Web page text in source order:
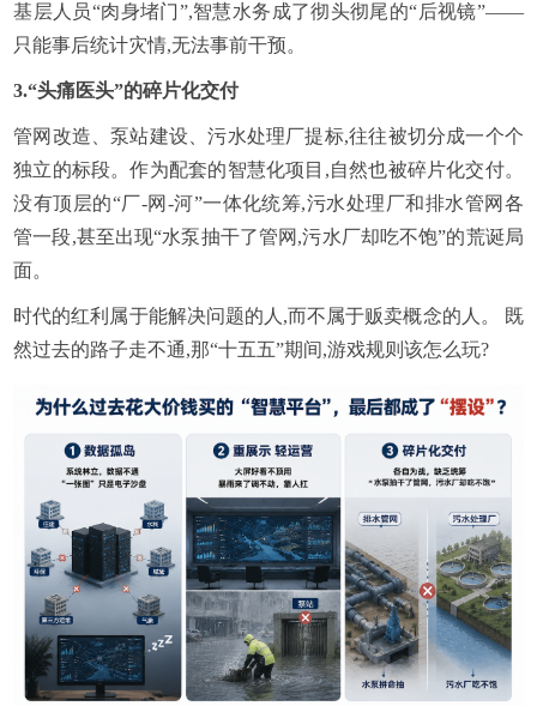
基层人员“肉身堵门”,智慧水务成了彻头彻尾的“后视镜”——
只能事后统计灾情,无法事前干预。
3.“头痛医头”的碎片化交付
管网改造、泵站建设、污水处理厂提标,往往被切分成一个个
独立的标段。作为配套的智慧化项目,自然也被碎片化交付。
没有顶层的“厂-网-河”一体化统筹,污水处理厂和排水管网各
管一段,甚至出现“水泵抽干了管网,污水厂却吃不饱”的荒诞局
面。
时代的红利属于能解决问题的人,而不属于贩卖概念的人。 既
然过去的路子走不通,那“十五五”期间,游戏规则该怎么玩?